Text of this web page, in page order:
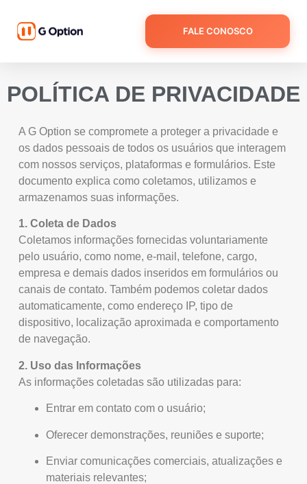
FALE CONOSCO
POLÍTICA DE PRIVACIDADE
A G Option se compromete a proteger a privacidade e
os dados pessoais de todos os usuários que interagem
com nossos serviços, plataformas e formulários. Este
documento explica como coletamos, utilizamos e
armazenamos suas informações.
1. Coleta de Dados
Coletamos informações fornecidas voluntariamente
pelo usuário, como nome, e-mail, telefone, cargo,
empresa e demais dados inseridos em formulários ou
canais de contato. Também podemos coletar dados
automaticamente, como endereço IP, tipo de
dispositivo, localização aproximada e comportamento
de navegação.
2. Uso das Informações
As informações coletadas são utilizadas para:
Entrar em contato com o usuário;
Oferecer demonstrações, reuniões e suporte;
Enviar comunicações comerciais, atualizações e
materiais relevantes;